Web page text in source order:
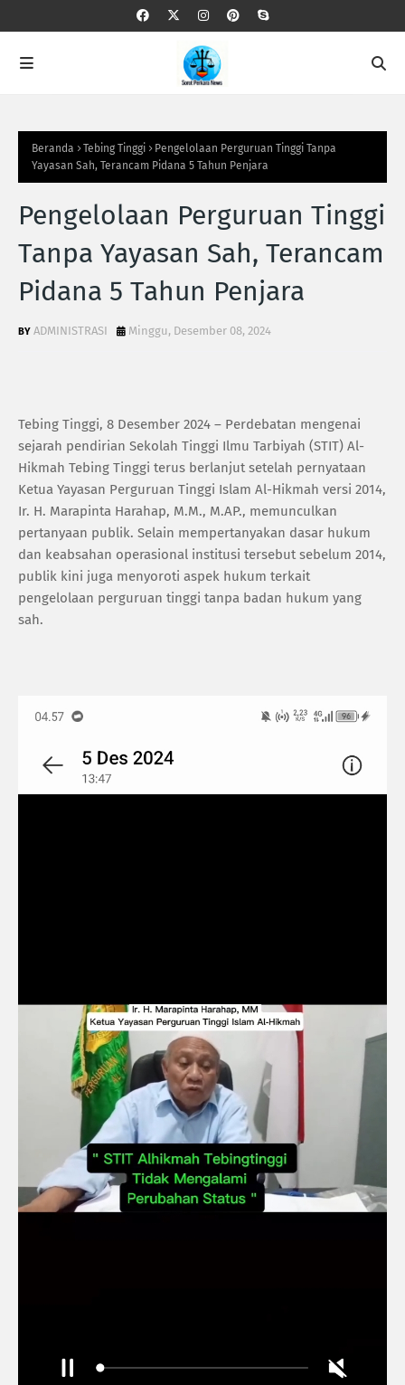
Beranda Tebing Tinggi
Pengelolaan Perguruan Tinggi Tanpa
Yayasan Sah, Terancam Pidana 5 Tahun Penjara
Pengelolaan Perguruan Tinggi
Tanpa Yayasan Sah, Terancam
Pidana 5 Tahun Penjara
ADMINISTRASI Minggu, Desember 08, 2024
Tebing Tinggi, 8 Desember 2024 – Perdebatan mengenai
sejarah pendirian Sekolah Tinggi Ilmu Tarbiyah (STIT) Al-
Hikmah Tebing Tinggi terus berlanjut setelah pernyataan
Ketua Yayasan Perguruan Tinggi Islam Al-Hikmah versi 2014,
Ir. H. Marapinta Harahap, M.M., M.AP., memunculkan
pertanyaan publik. Selain mempertanyakan dasar hukum
dan keabsahan operasional institusi tersebut sebelum 2014,
publik kini juga menyoroti aspek hukum terkait
pengelolaan perguruan tinggi tanpa badan hukum yang
sah.